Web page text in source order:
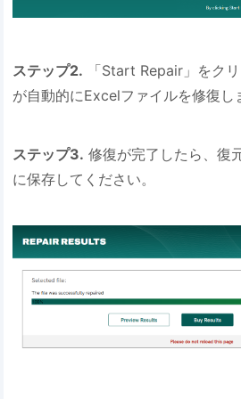
​ステップ2.​
「Start Repair」をク
が自動的にExcelファイルを修復し
​ステップ3.​ 修復が完了したら、復
に保存してください。